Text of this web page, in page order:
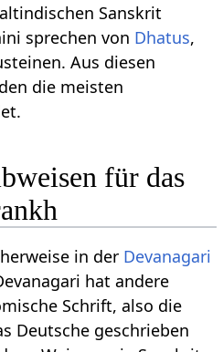
Sanskrit
sprechen von Dhatus,
Aus diesen
die meisten
für das
in der Devanagari
hat andere
Schrift, also die
Deutsche geschrieben